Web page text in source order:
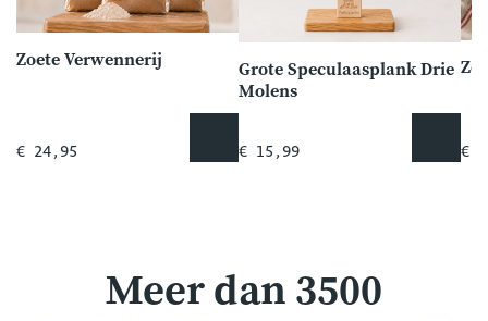
Zoete Verwennerij
€ 24,95
Grote Speculaasplank Drie
Molens
€ 15,99 €
Meer dan 3500